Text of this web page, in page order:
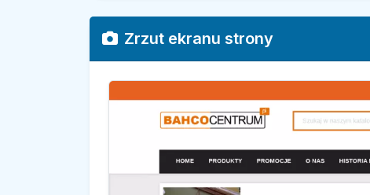
Zrzut ekranu strony